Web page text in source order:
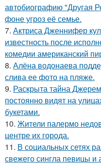
автобиографию "Другая
фоне угроз её семье.
7. Актриса Дженнифер
известность после
комедии американский
8. Алёна водонаева
слива ее фото на пляже.
9. Раскрыта тайна
постоянно видят на
букетами.
10. Жители палермо
центре их города.
11. В социальных сетях
свежего сингла певицы и